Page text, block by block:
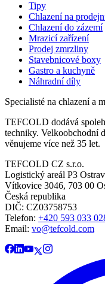
Tipy
Chlazení na
Chlazení do zázemí
Mrazicí zařízení
Prodej zmrzliny
Stavebnicové boxy
Gastro a kuchyně
Náhradní díly
Specialisté na chlazení a
TEFCOLD dodává
techniky. Velkoobchodní
věnujeme více než 35 let.
TEFCOLD CZ s.r.o.
Logistický areál P3
Vítkovice 3046, 703 00
Česká republika
DIČ: CZ03758753​​​​​​
Telefon: +420 593 033
Email: vo@tefcold.com